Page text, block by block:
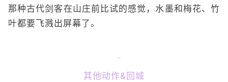
那种古代剑客在山庄前比试的感觉，水墨和梅花、竹
叶都要飞溅出屏幕了。
其他动作&回城